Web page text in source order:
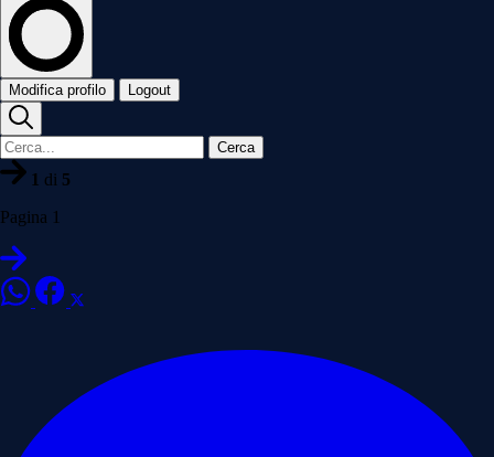
Modifica profilo Logout
Cerca
1 di 5
Pagina 1